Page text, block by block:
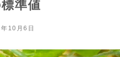
準値
10月6日